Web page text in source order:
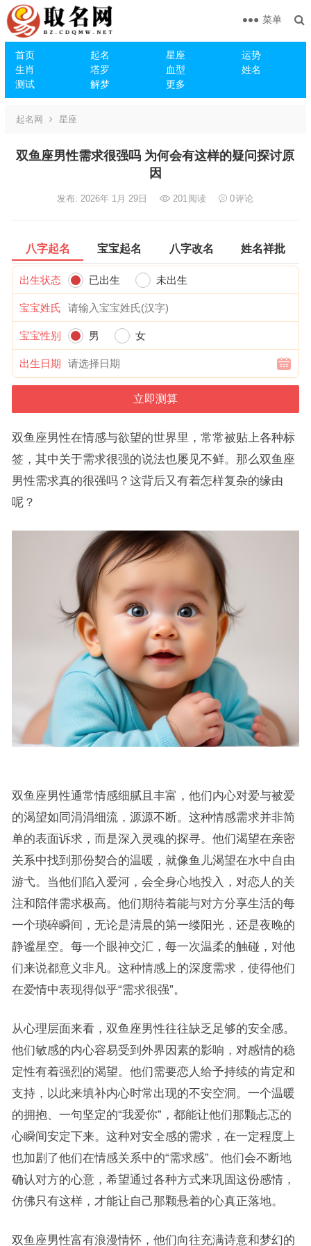
首页 起名 星座
运势
生肖
塔罗 血型
姓名
测试
解梦 更多
菜单
起名网 星座
双鱼座男性需求很强吗 为何会有这样的疑问探讨原
因
发布: 2026年 1月 29日 201阅读 0评论
八字起名 宝宝起名 八字改名 姓名祥批
出生状态 已出生 未出生
宝宝姓氏
宝宝性别 男 女
出生日期
双鱼座男性在情感与欲望的世界里，常常被贴上各种标
签，其中关于需求很强的说法也屡见不鲜。那么双鱼座
男性需求真的很强吗？这背后又有着怎样复杂的缘由
呢？
双鱼座男性通常情感细腻且丰富，他们内心对爱与被爱
的渴望如同涓涓细流，源源不断。这种情感需求并非简
单的表面诉求，而是深入灵魂的探寻。他们渴望在亲密
关系中找到那份契合的温暖，就像鱼儿渴望在水中自由
游弋。当他们陷入爱河，会全身心地投入，对恋人的关
注和陪伴需求极高。他们期待着能与对方分享生活的每
一个琐碎瞬间，无论是清晨的第一缕阳光，还是夜晚的
静谧星空。每一个眼神交汇，每一次温柔的触碰，对他
们来说都意义非凡。这种情感上的深度需求，使得他们
在爱情中表现得似乎“需求很强”。
从心理层面来看，双鱼座男性往往缺乏足够的安全感。
他们敏感的内心容易受到外界因素的影响，对感情的稳
定性有着强烈的渴望。他们需要恋人给予持续的肯定和
支持，以此来填补内心时常出现的不安空洞。一个温暖
的拥抱、一句坚定的“我爱你”，都能让他们那颗忐忑的
心瞬间安定下来。这种对安全感的需求，在一定程度上
也加剧了他们在情感关系中的“需求感”。他们会不断地
确认对方的心意，希望通过各种方式来巩固这份感情，
仿佛只有这样，才能让自己那颗悬着的心真正落地。
双鱼座男性富有浪漫情怀，他们向往充满诗意和梦幻的